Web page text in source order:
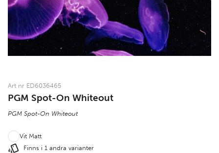
Art nr ED6036465
PGM Spot-On Whiteout
PGM Spot-On Whiteout
Vit Matt
Finns i 1 andra varianter